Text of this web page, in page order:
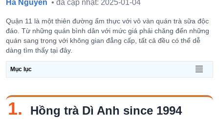
Ha Nguyen • đã cập nhật: 2025-01-04
Quận 11 là một thiên đường ẩm thực với vô vàn quán trà sữa độc
đáo. Từ những quán bình dân với mức giá phải chăng đến những
quán sang trọng với không gian đẳng cấp, tất cả đều có thể dễ
dàng tìm thấy tại đây.
Mục lục
1. Hồng trà Dì Anh since 1994